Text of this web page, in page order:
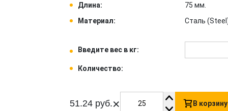
Длина:
75 мм.
Материал:
Сталь (Steel)
Введите вес в кг:
Количество:
51.24 руб.× В корзину